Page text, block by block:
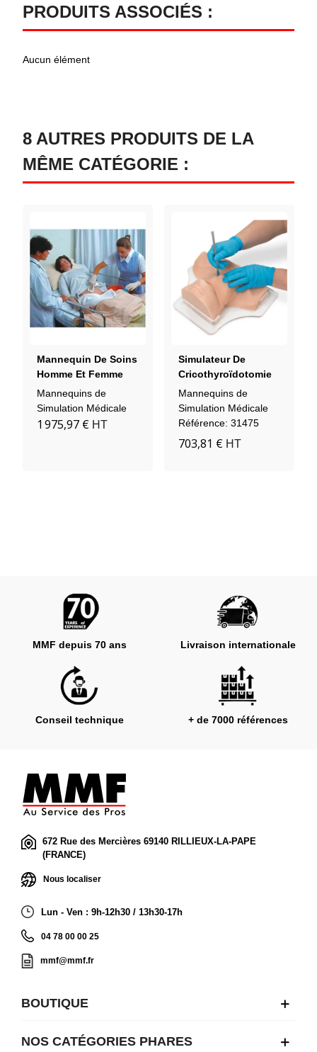
PRODUITS ASSOCIÉS :
Aucun élément
8 AUTRES PRODUITS DE LA
MÊME CATÉGORIE :
Mannequin De Soins
Homme Et Femme
Mannequins de
Simulation Médicale
1 975,97 € HT
Simulateur De
Cricothyroïdotomie
Mannequins de
Simulation Médicale
Référence: 31475
703,81 € HT
MMF depuis 70 ans Livraison internationale
Conseil technique + de 7000 références
672 Rue des Mercières 69140 RILLIEUX-LA-PAPE
(FRANCE)
Nous localiser
Lun - Ven : 9h-12h30 / 13h30-17h
04 78 00 00 25
mmf@mmf.fr
BOUTIQUE
NOS CATÉGORIES PHARES